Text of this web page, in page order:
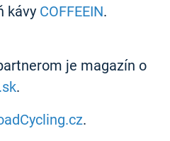
kávy COFFEEIN.
je magazín o
.
.